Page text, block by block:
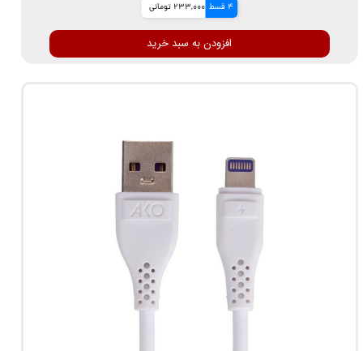
4 قسط 233,000 تومانی
افزودن به سبد خرید